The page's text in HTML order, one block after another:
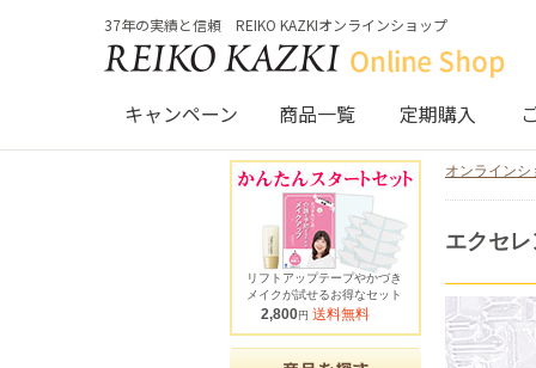
37年の実績と信頼 REIKO KAZKIオンラインショップ
キャンペーン 商品一覧 定期購入
リフトアップテープやかづき
メイクが試せるお得なセット
2,800円 送料無料
オンラインシ
エクセ